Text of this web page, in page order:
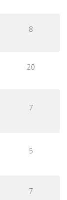
8
20
7
5
7